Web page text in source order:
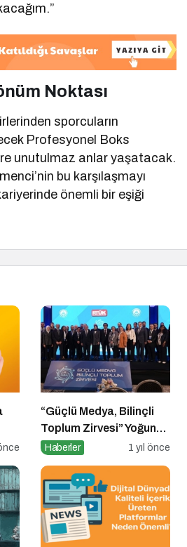
Noktası
sporcuların
Profesyonel Boks
unutulmaz anlar yaşatacak.
bu karşılaşmayı
önemli bir eşiği
“Güçlü Medya, Bilinçli
Toplum Zirvesi” Yoğun
Katılımla Gerçekleşti
Haberler 1 yıl önce